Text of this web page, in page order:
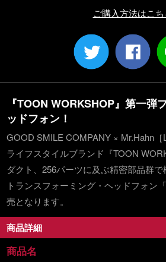
ご購入方法はこち
『TOON WORKSHOP』第一弾
ッドフォン！
GOOD SMILE COMPANY × Mr.Hahn
ライフスタイルブランド『TOON
ダクト、256パーツに及ぶ精密部品群
トランスフォーミング・ヘッドフォン
売となります。
商品詳細
商品名